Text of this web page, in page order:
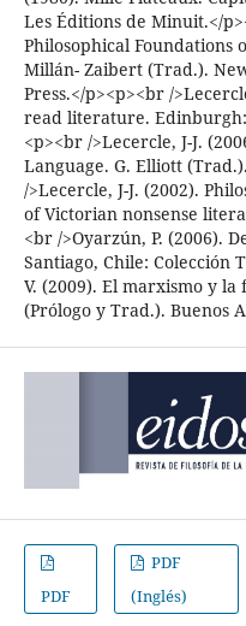
Les Éditions de Minuit.</
Philosophical Foundations
Millán- Zaibert (Trad.).
Press.</p><p><br /
read literature.
<p><br />Lecercle, J-J.
Language. G. Elliott
/>Lecercle, J-J. (2002).
of Victorian nonsense
<br />Oyarzún, P. (2006).
Santiago, Chile: Colección
V. (2009). El marxismo y
(Prólogo y Trad.). Buenos
PDF
PDF
(Inglés)